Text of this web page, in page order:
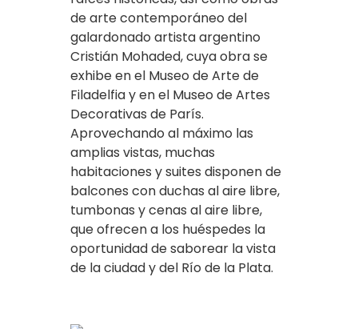
de arte contemporáneo del
galardonado artista argentino
Cristián Mohaded, cuya obra se
exhibe en el Museo de Arte de
Filadelfia y en el Museo de Artes
Decorativas de París.
Aprovechando al máximo las
amplias vistas, muchas
habitaciones y suites disponen de
balcones con duchas al aire libre,
tumbonas y cenas al aire libre,
que ofrecen a los huéspedes la
oportunidad de saborear la vista
de la ciudad y del Río de la Plata.